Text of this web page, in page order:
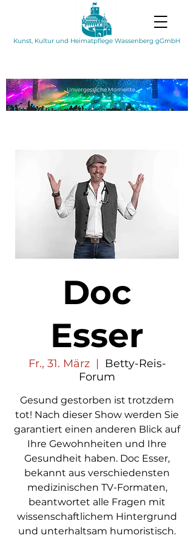
Kunst, Kultur und Heimatpflege Wassenberg gGmbH
UnvergesslicheMomente
Doc
Esser
Fr., 31. März
  |
Betty-Reis-
Forum
Gesund gestorben ist trotzdem
tot! Nach dieser Show werden Sie
garantiert einen anderen Blick auf
Ihre Gewohnheiten und Ihre
Gesundheit haben. Doc Esser,
bekannt aus verschiedensten
medizinischen TV-Formaten,
beantwortet alle Fragen mit
wissenschaftlichem Hintergrund
und unterhaltsam humoristisch.